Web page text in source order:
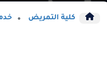
كلية التمريض خدمات